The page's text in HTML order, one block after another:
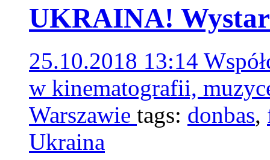
UKRAINA!
25.10.2018 13:14
w kinematografii,
Warszawie tags: donbas,
Ukraina